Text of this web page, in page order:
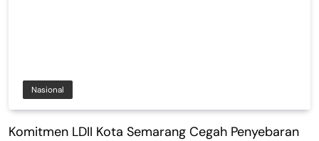
Nasional
Komitmen LDII Kota Semarang Cegah Penyebaran